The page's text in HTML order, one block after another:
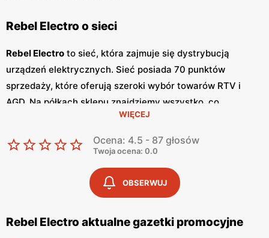
Rebel Electro o sieci
Rebel Electro to sieć, która zajmuje się dystrybucją
urządzeń elektrycznych. Sieć posiada 70 punktów
sprzedaży, które oferują szeroki wybór towarów RTV i
AGD. Na półkach sklepu znajdziemy wszystko, co
potrzebne dla domu, samochodu czy biura. W sklepach
Rebel Elektro jest bogaty wybór profesjonalnych sprzętów
audio, dużych i małych sprzętów AGD, a także smartfonów,
Rebel Electro posiada gazetki i katalogi promocyjne
których zwykle jest prezentowana oferta promocyjna. Za
pomocą gazetki promocyjnej Rebel Electro nie tylko
zapoznamy się z ofertą sklepu, ale również znajdziemy
WIĘCEJ
Ocena: 4.5 - 87 głosów
Twoja ocena: 0.0
OBSERWUJ
Rebel Electro aktualne gazetki promocyjne